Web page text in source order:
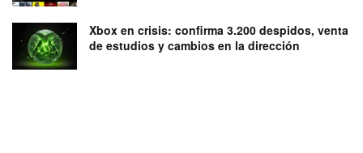
Xbox en crisis: confirma 3.200 despidos, venta
de estudios y cambios en la dirección